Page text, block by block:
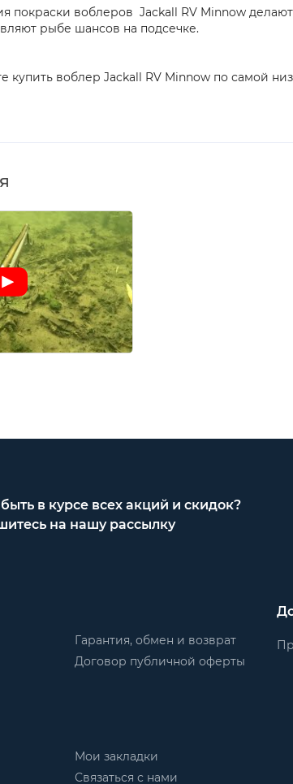
покраски воблеров Jackall RV Minnow
рыбе шансов на подсечке.
купить воблер Jackall RV Minnow по самой
в курсе всех акций и скидок?
на нашу рассылку
Гарантия, обмен и возврат
Договор публичной оферты
Мои закладки
Связаться с нами